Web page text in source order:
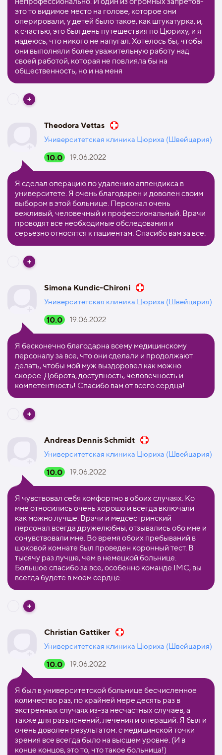
это то видимое место на голове, которое они
оперировали, у детей было такое, как штукатурка, и,
к счастью, это был день путешествия по Цюриху, и я
надеюсь, что никого не напугал. Хотелось бы, чтобы
они выполняли более уважительную работу над
своей работой, которая не повлияла бы на
общественность, но и на меня
Theodora Vettas
Университетская клиника Цюриха (Швейцария)
10.0 19.06.2022
Я сделал операцию по удалению аппендикса в
университете. Я очень благодарен и доволен своим
выбором в этой больнице. Персонал очень
вежливый, человечный и профессиональный. Врачи
проводят все необходимые обследования и
серьезно относятся к пациентам. Спасибо вам за все.
Simona Kundic-Chironi
Университетская клиника Цюриха (Швейцария)
10.0 19.06.2022
Я бесконечно благодарна всему медицинскому
персоналу за все, что они сделали и продолжают
делать, чтобы мой муж выздоровел как можно
скорее. Доброта, доступность, человечность и
компетентность! Спасибо вам от всего сердца!
Andreas Dennis Schmidt
Университетская клиника Цюриха (Швейцария)
10.0 19.06.2022
Я чувствовал себя комфортно в обоих случаях. Ко
мне относились очень хорошо и всегда включали
как можно лучше. Врачи и медсестринский
персонал всегда дружелюбны, отзывались обо мне и
сочувствовали мне. Во время обоих пребываний в
шоковой комнате был проведен коронный тест. В
тысячу раз лучше, чем в немецкой больнице.
Большое спасибо за все, особенно команде IMC, вы
всегда будете в моем сердце.
Christian Gattiker
Университетская клиника Цюриха (Швейцария)
10.0 19.06.2022
Я был в университетской больнице бесчисленное
количество раз, по крайней мере десять раз в
экстренных случаях из-за несчастных случаев, а
также для разъяснений, лечения и операций. Я был и
очень доволен результатом: с медицинской точки
зрения все всегда было на высшем уровне. (И в
конце концов, это то, что такое больница!)